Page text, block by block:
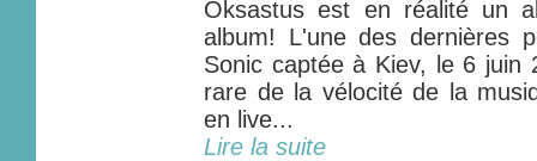
Oksastus est en réalité un
album! L'une des dernières
Sonic captée à Kiev, le 6 juin
rare de la vélocité de la
en live...
Lire la suite